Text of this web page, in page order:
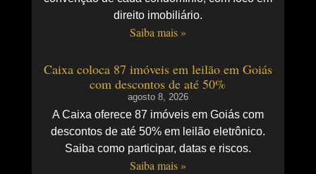
direito imobiliário.
Saiba mais »
Caixa coloca 87 imóveis em leilão em Goiás
com descontos de até 50%
agosto 8, 2026
A Caixa oferece 87 imóveis em Goiás com
descontos de até 50% em leilão eletrônico.
Saiba como participar, datas e riscos.
Saiba mais »